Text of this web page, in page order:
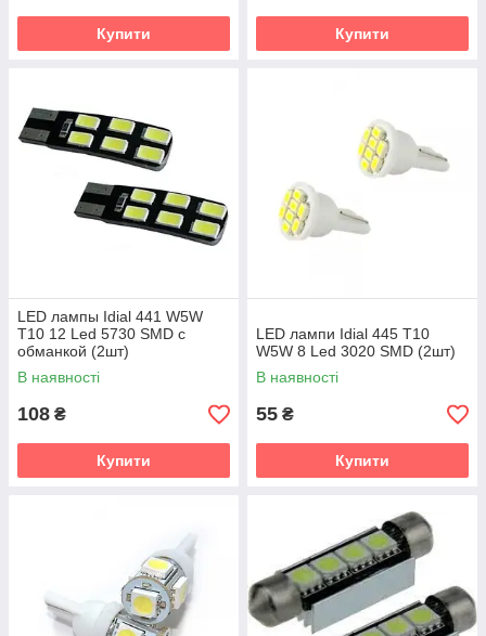
Купити Купити
LED лампы Idial 441 W5W
T10 12 Led 5730 SMD с
обманкой (2шт)
В наявності
108 ₴
Купити
LED лампи Idial 445 T10
W5W 8 Led 3020 SMD (2шт)
В наявності
55 ₴
Купити